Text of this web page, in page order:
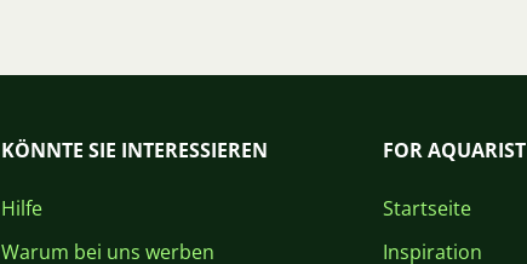
KÖNNTE SIE INTERESSIEREN
Hilfe
Warum bei uns werben
FOR AQUARIST
Startseite
Inspiration